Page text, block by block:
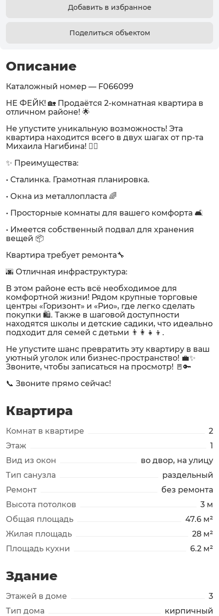
Добавить в избранное
Поделиться объектом
Описание
Каталожный номер — F066099
НЕ ФЕЙК! 🏡 Продаётся 2-комнатная квартира в
отличном районе! 🌟
Не упустите уникальную возможность! Эта
квартира находится всего в двух шагах от пр-та
Михаила Нагибина! 🚶‍♂️
✨ Преимущества:
• Сталинка. Грамотная планировка.
• Окна из металлопласта 🌈
• Просторные комнаты для вашего комфорта 🛋️
• Имеется собственный подвал для хранения
вещей 📦
Квартира требует ремонта🔧
🌆 Отличная инфраструктура:
В этом районе есть всё необходимое для
комфортной жизни! Рядом крупные торговые
центры «Горизонт» и «Рио», где легко сделать
покупки 🛍️. Также в шаговой доступности
находятся школы и детские садики, что идеально
подходит для семей с детьми 👨‍👩‍👧‍👦.
Не упустите шанс превратить эту квартиру в ваш
уютный уголок или бизнес-пространство! 💼✨
Звоните, чтобы записаться на просмотр! 🚪🔑
📞 Звоните прямо сейчас!
Квартира
Комнат в квартире
2
Этаж
1
Вид из окон
во двор, на улицу
Тип санузла
раздельный
Ремонт
без ремонта
Высота потолков
3 м
Общая площадь
47.6 м²
Жилая площадь
28 м²
Площадь кухни
6.2 м²
Здание
Этажей в доме
3
Тип дома
кирпичный